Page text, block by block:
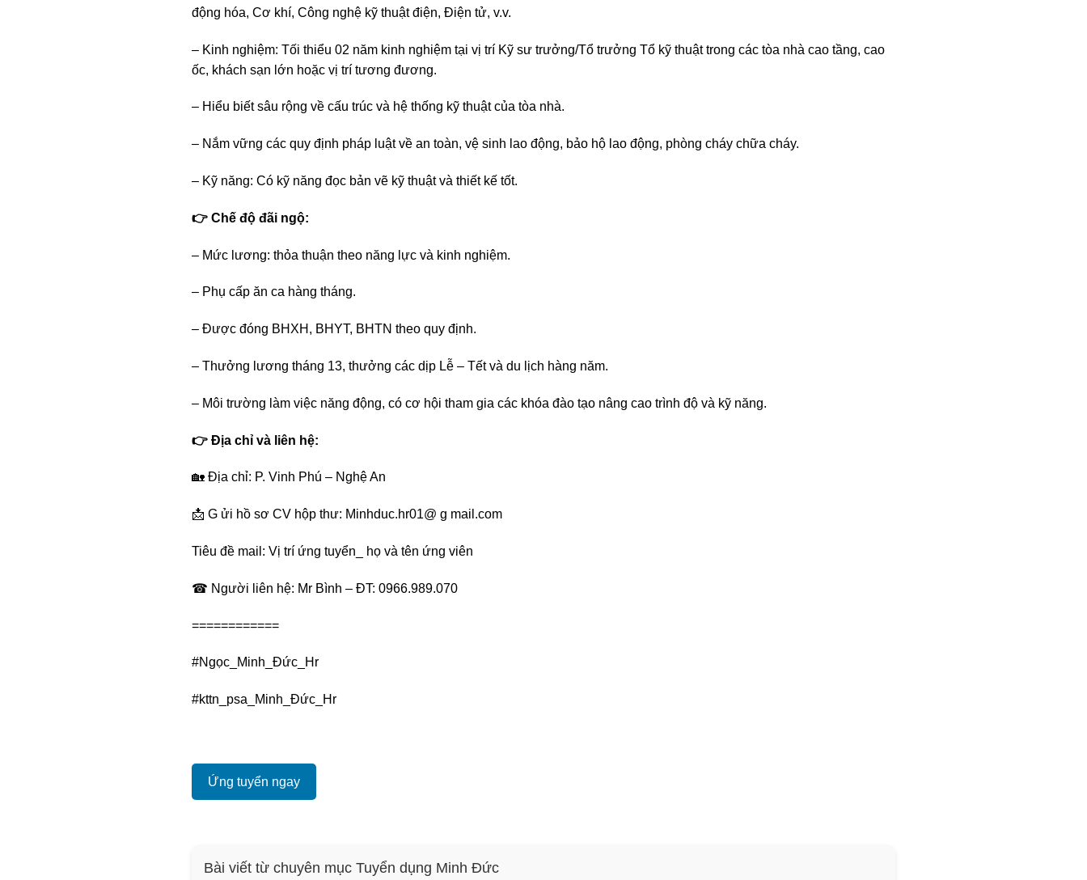
động hóa, Cơ khí, Công nghệ kỹ thuật điện, Điện tử, v.v.
– Kinh nghiệm: Tối thiểu 02 năm kinh nghiệm tại vị trí Kỹ sư trưởng/Tổ trưởng Tổ kỹ thuật trong các tòa nhà cao tầng, cao
ốc, khách sạn lớn hoặc vị trí tương đương.
– Hiểu biết sâu rộng về cấu trúc và hệ thống kỹ thuật của tòa nhà.
– Nắm vững các quy định pháp luật về an toàn, vệ sinh lao động, bảo hộ lao động, phòng cháy chữa cháy.
– Kỹ năng: Có kỹ năng đọc bản vẽ kỹ thuật và thiết kế tốt.
👉 Chế độ đãi ngộ:
– Mức lương: thỏa thuận theo năng lực và kinh nghiệm.
– Phụ cấp ăn ca hàng tháng.
– Được đóng BHXH, BHYT, BHTN theo quy định.
– Thưởng lương tháng 13, thưởng các dịp Lễ – Tết và du lịch hàng năm.
– Môi trường làm việc năng động, có cơ hội tham gia các khóa đào tạo nâng cao trình độ và kỹ năng.
👉 Địa chỉ và liên hệ:
🏡 Địa chỉ: P. Vinh Phú – Nghệ An
📩 G ửi hồ sơ CV hộp thư: Minhduc.hr01@ g mail.com
Tiêu đề mail: Vị trí ứng tuyển_ họ và tên ứng viên
☎ Người liên hệ: Mr Bình – ĐT: 0966.989.070
============
#Ngọc_Minh_Đức_Hr
#kttn_psa_Minh_Đức_Hr
Ứng tuyển ngay
Bài viết từ chuyên mục Tuyển dụng Minh Đức